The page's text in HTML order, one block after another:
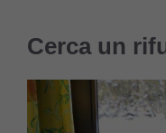
Cerca un